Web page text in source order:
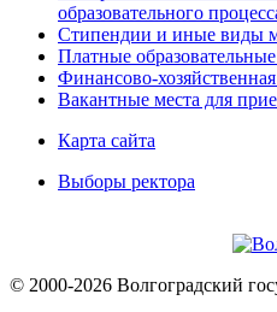
образовательного
Стипендии и иные виды
Платные
Финансово-хозяйственная
Вакантные места для
Карта сайта
Выборы ректора
© 2000-2026 Волгоградский